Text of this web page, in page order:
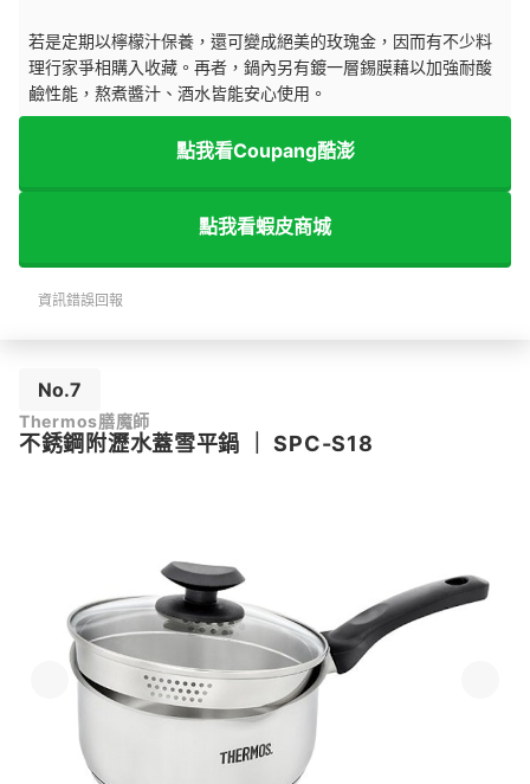
若是定期以檸檬汁保養，還可變成絕美的玫瑰金，因而有不少料
理行家爭相購入收藏。再者，鍋內另有鍍一層錫膜藉以加強耐酸
鹼性能，熬煮醬汁、酒水皆能安心使用。
點我看Coupang酷澎
點我看蝦皮商城
資訊錯誤回報
No.7
Thermos膳魔師
不銹鋼附瀝水蓋雪平鍋 ｜SPC-S18